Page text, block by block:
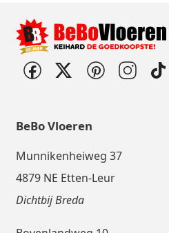
BeBo Vloeren
Munnikenheiweg 37
4879 NE Etten-Leur
Dichtbij Breda